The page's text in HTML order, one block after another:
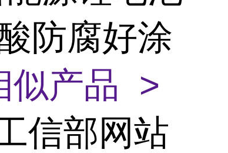
防腐好涂
似产品 >
信部网站